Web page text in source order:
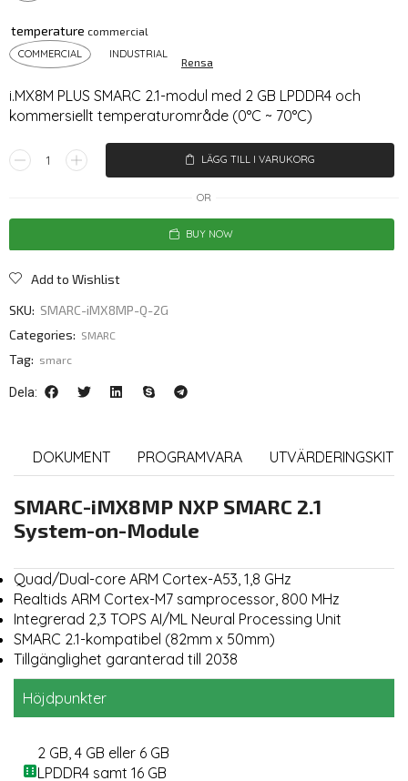
temperature
COMMERCIAL INDUSTRIAL
Rensa
i.MX8M PLUS SMARC 2.1-modul med 2 GB LPDDR4 och
kommersiellt temperaturområde (0°C ~ 70°C)
LÄGG TILL I VARUKORG
OR
BUY NOW
Add to Wishlist
SKU: SMARC-iMX8MP-Q-2G
Categories: SMARC
Tag: smarc
Dela:
DOKUMENT PROGRAMVARA UTVÄRDERINGSKIT
SMARC-iMX8MP NXP SMARC 2.1
System-on-Module
Quad/Dual-core ARM Cortex-A53, 1,8 GHz
Realtids ARM Cortex-M7 samprocessor, 800 MHz
Integrerad 2,3 TOPS AI/ML Neural Processing Unit
SMARC 2.1-kompatibel (82mm x 50mm)
Tillgänglighet garanterad till 2038
Höjdpunkter
2 GB, 4 GB eller 6 GB
LPDDR4 samt 16 GB